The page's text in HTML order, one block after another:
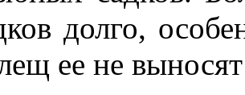
долго,
ее не